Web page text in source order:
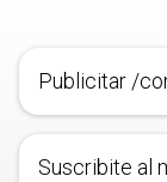
Publicitar /
Suscribite al